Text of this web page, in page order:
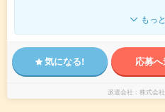
もっ
気になる! 応募
派遣会社 株式会